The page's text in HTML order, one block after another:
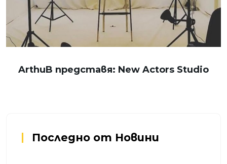
ArthuB представя: New Actors Studio
Последно от Новини